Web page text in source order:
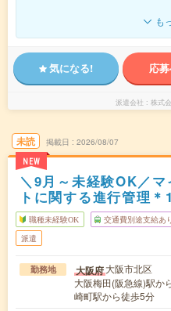
も
気になる! 応
派遣会社 株式
未読
NEW
掲載日 2026/08/07
＼9月～未経験OK／
トに関する進行管理
職種未経験OK 交通費別途支給あ
派遣
勤務地 大阪府大阪市北区
大阪梅田(阪急線)駅か
崎町駅から徒歩5分